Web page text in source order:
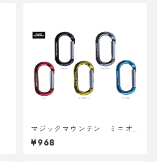
マジックマウンテン ミニオ
ーバルビナー
¥968